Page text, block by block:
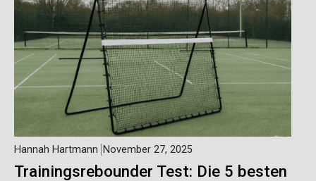
Trainingsrebounder Test: Die 5 besten
Hannah Hartmann November 27, 2025